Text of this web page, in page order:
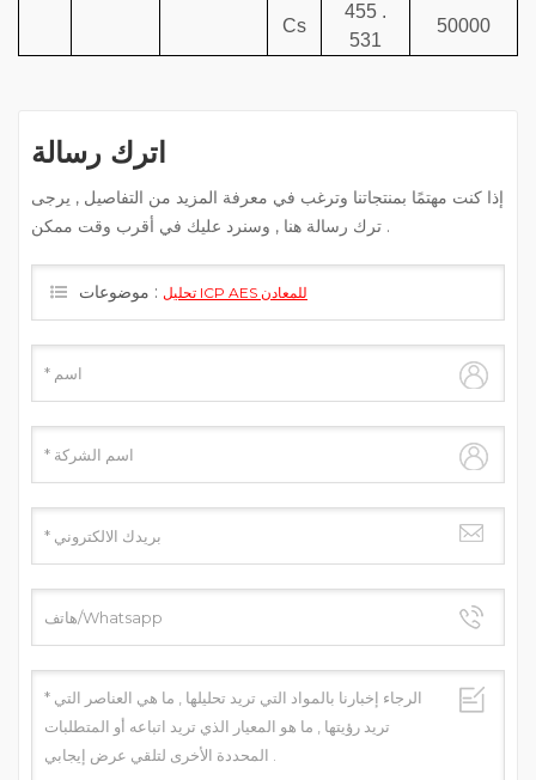
Cs
455 .
531
50000
اترك رسالة
إذا كنت مهتمًا بمنتجاتنا وترغب في معرفة المزيد من التفاصيل , يرجى
ترك رسالة هنا , وسنرد عليك في أقرب وقت ممكن .
موضوعات : تحليل ICP AES للمعادن